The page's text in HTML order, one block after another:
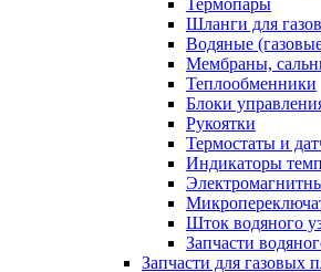
Термопары
Шланги для
Водяные
Мембраны,
Теплообменники
Блоки
Рукоятки
Термостаты и
Индикаторы
Шток водяного
Запчасти
Запчасти для газовых